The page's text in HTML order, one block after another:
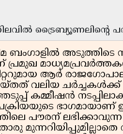
ട്രൈബ്യൂണലിന്റെ
ബംഗാളിൽ അടുത്തിടെ
പ്രമുഖ
ആർ
വലിയ ചർച്ചകൾക്ക്
കമ്മീഷൻ
ഭാഗമായാണ്
പൗരന്